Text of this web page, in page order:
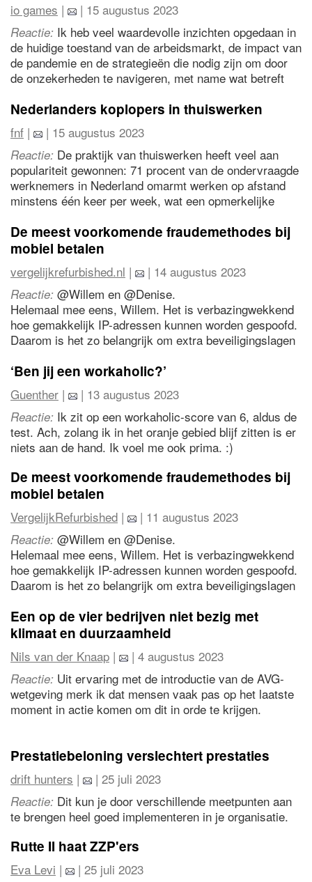
io games | | 15 augustus 2023
Reactie: Ik heb veel waardevolle inzichten opgedaan in
de huidige toestand van de arbeidsmarkt, de impact van
de pandemie en de strategieën die nodig zijn om door
de onzekerheden te navigeren, met name wat betreft
employer branding.
Nederlanders koplopers in thuiswerken
fnf | | 15 augustus 2023
Reactie: De praktijk van thuiswerken heeft veel aan
populariteit gewonnen: 71 procent van de ondervraagde
werknemers in Nederland omarmt werken op afstand
minstens één keer per week, wat een opmerkelijke
De meest voorkomende fraudemethodes bij
mobiel betalen
vergelijkrefurbished.nl | | 14 augustus 2023
Reactie: @Willem en @Denise.
Helemaal mee eens, Willem. Het is verbazingwekkend
hoe gemakkelijk IP-adressen kunnen worden gespoofd.
Daarom is het zo belangrijk om extra beveiligingslagen
Overigens, als we het hebben over betrouwbaarheid,
refurbished apparaten zijn een geweldige manier om
technologie te hergebruiken en te zorgen voor
duurzaamheid, terwijl ze nog steeds de nodige
beveiligingsfuncties bieden. Het is altijd goed om zowel
onze digitale als fysieke voetafdruk te minimaliseren.
‘Ben jij een workaholic?’
Guenther | | 13 augustus 2023
Reactie: Ik zit op een workaholic-score van 6, aldus de
test. Ach, zolang ik in het oranje gebied blijf zitten is er
niets aan de hand. Ik voel me ook prima. :)
De meest voorkomende fraudemethodes bij
mobiel betalen
VergelijkRefurbished | | 11 augustus 2023
Reactie: @Willem en @Denise.
Helemaal mee eens, Willem. Het is verbazingwekkend
hoe gemakkelijk IP-adressen kunnen worden gespoofd.
Daarom is het zo belangrijk om extra beveiligingslagen
Overigens, als we het hebben over betrouwbaarheid,
refurbished apparaten zijn een geweldige manier om
duurzaamheid, terwijl ze nog steeds de nodige
beveiligingsfuncties bieden. Het is altijd goed om zowel
onze digitale als fysieke voetafdruk te minimaliseren.
Een op de vier bedrijven niet bezig met
klimaat en duurzaamheid
Nils van der Knaap | | 4 augustus 2023
Reactie: Uit ervaring met de introductie van de AVG-
wetgeving merk ik dat mensen vaak pas op het laatste
moment in actie komen om dit in orde te krijgen.
Universal Analytics naar Google Analytics 4 kwamen
veel bedrijven pas in de laatste maand (zelfs week) in
beweging om dit te regelen.
Dat zal hier vrees ik niet veel anders zijn...
Prestatiebeloning verslechtert prestaties
drift hunters | | 25 juli 2023
Reactie: Dit kun je door verschillende meetpunten aan
te brengen heel goed implementeren in je organisatie.
Rutte II haat ZZP'ers
Eva Levi | | 25 juli 2023